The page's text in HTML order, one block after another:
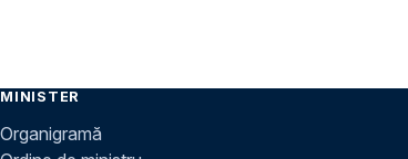
MINISTER
Organigramă